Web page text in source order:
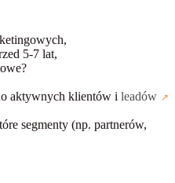
5-7 lat,
aktywnych klientów i leadów
segmenty (np. partnerów,